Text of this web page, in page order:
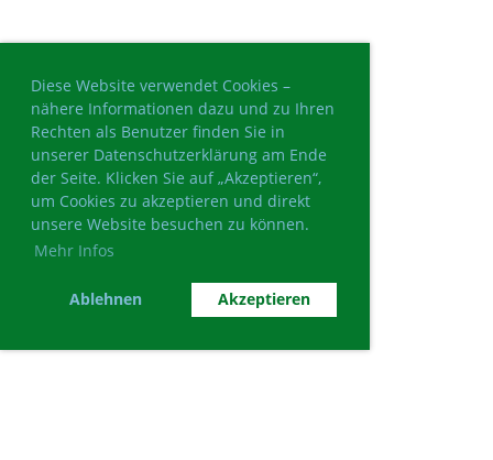
Diese Website verwendet Cookies –
nähere Informationen dazu und zu Ihren
Rechten als Benutzer finden Sie in
unserer Datenschutzerklärung am Ende
der Seite. Klicken Sie auf „Akzeptieren“,
um Cookies zu akzeptieren und direkt
unsere Website besuchen zu können.
Mehr Infos
Ablehnen Akzeptieren